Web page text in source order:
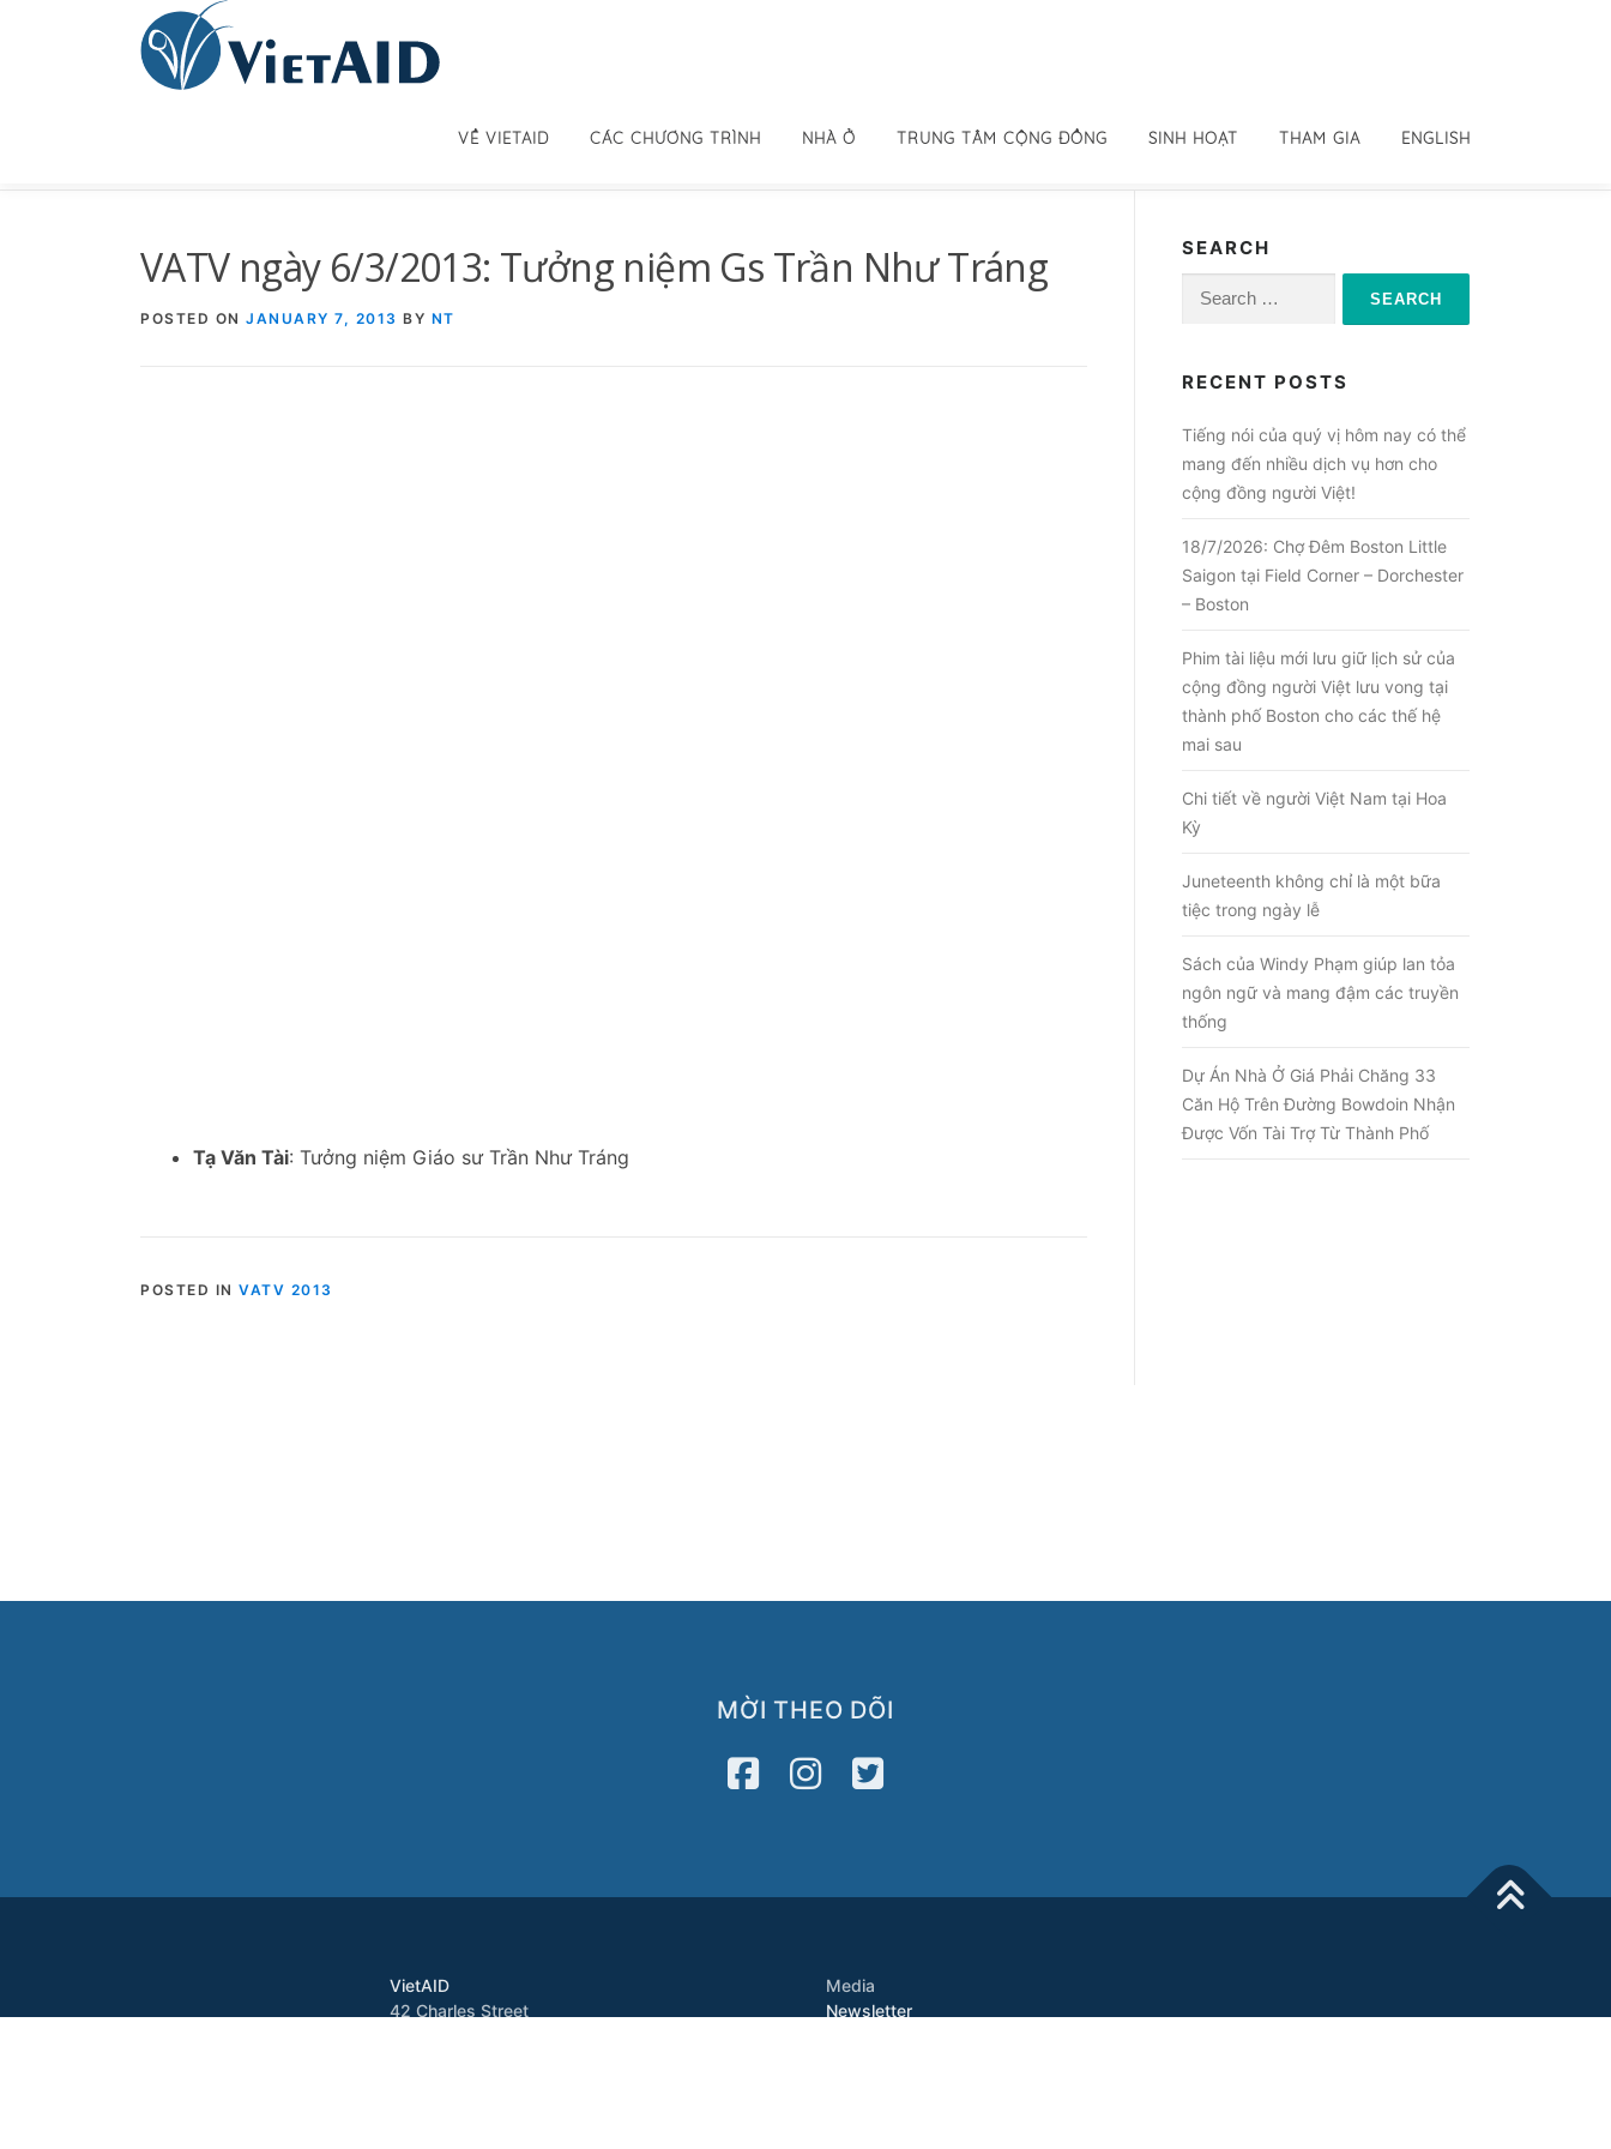
VỀ VIETAID CÁC CHƯƠNG TRÌNH NHÀ Ở TRUNG TÂM CỘNG ĐỒNG SINH HOẠT THAM GIA ENGLISH
VATV ngày 6/3/2013: Tưởng niệm Gs Trần Như Tráng
POSTED ON JANUARY 7, 2013 BY NT
Tạ Văn Tài: Tưởng niệm Giáo sư Trần Như Tráng
POSTED IN VATV 2013
SEARCH
Search
RECENT POSTS
Tiếng nói của quý vị hôm nay có thể
mang đến nhiều dịch vụ hơn cho
cộng đồng người Việt!
18/7/2026: Chợ Đêm Boston Little
Saigon tại Field Corner – Dorchester
– Boston
Phim tài liệu mới lưu giữ lịch sử của
cộng đồng người Việt lưu vong tại
thành phố Boston cho các thế hệ
mai sau
Chi tiết về người Việt Nam tại Hoa
Kỳ
Juneteenth không chỉ là một bữa
tiệc trong ngày lễ
Sách của Windy Phạm giúp lan tỏa
ngôn ngữ và mang đậm các truyền
thống
Dự Án Nhà Ở Giá Phải Chăng 33
Căn Hộ Trên Đường Bowdoin Nhận
Được Vốn Tài Trợ Từ Thành Phố
MỜI THEO DÕI
VietAID
42 Charles Street
Media
Newsletter